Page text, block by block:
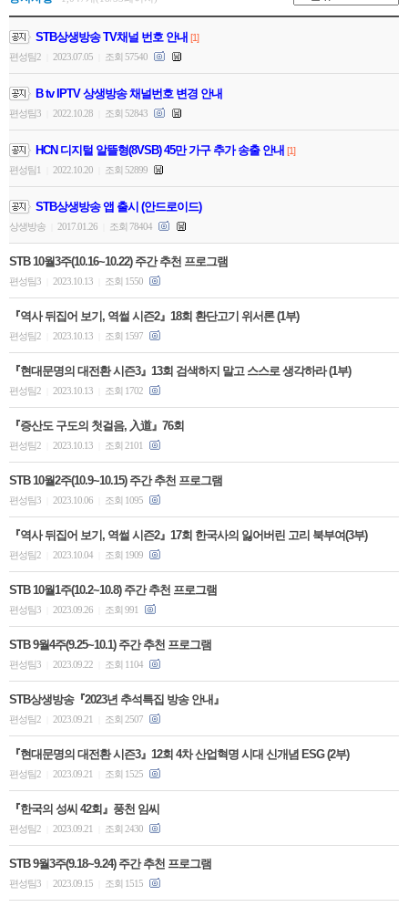
STB상생방송 TV채널 번호 안내 [1]
편성팀2
2023.07.05 조회 57540
B tv IPTV 상생방송 채널번호 변경 안내
편성팀3 2022.10.28 조회 52843
HCN 디지털 알뜰형(8VSB) 45만 가구 추가 송출 안내 [1]
편성팀1
2022.10.20 조회 52899
STB상생방송 앱 출시 (안드로이드)
상생방송 2017.01.26 조회 78404
STB 10월3주(10.16~10.22) 주간 추천 프로그램
편성팀3 2023.10.13 조회 1550
『역사 뒤집어 보기, 역썰 시즌2』18회 환단고기 위서론 (1부)
편성팀2 2023.10.13 조회 1597
『현대문명의 대전환 시즌3』13회 검색하지 말고 스스로 생각하라 (1부)
편성팀2 2023.10.13 조회 1702
『증산도 구도의 첫걸음, 入道』76회
편성팀2 2023.10.13 조회 2101
STB 10월2주(10.9~10.15) 주간 추천 프로그램
편성팀3 2023.10.06 조회 1095
『역사 뒤집어 보기, 역썰 시즌2』17회 한국사의 잃어버린 고리 북부여(3부)
편성팀2 2023.10.04 조회 1909
STB 10월1주(10.2~10.8) 주간 추천 프로그램
편성팀3 2023.09.26 조회 991
STB 9월4주(9.25~10.1) 주간 추천 프로그램
편성팀3 2023.09.22 조회 1104
STB상생방송『2023년 추석특집 방송 안내』
편성팀2 2023.09.21 조회 2507
『현대문명의 대전환 시즌3』12회 4차 산업혁명 시대 신개념 ESG (2부)
편성팀2 2023.09.21 조회 1525
『한국의 성씨 42회』풍천 임씨
편성팀2 2023.09.21 조회 2430
STB 9월3주(9.18~9.24) 주간 추천 프로그램
편성팀3 2023.09.15 조회 1515